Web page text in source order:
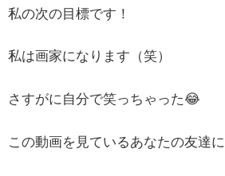
私の次の目標です！
私は画家になります（笑）
さすがに自分で笑っちゃった😂
この動画を見ているあなたの友達に